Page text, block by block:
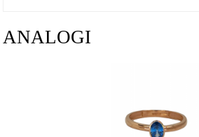
ANALOGI